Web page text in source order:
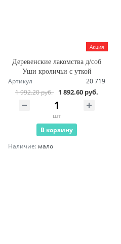
Акция
Деревенские лакомства д/соб
Уши кроличьи с уткой
Артикул
20 719
1 992.20 руб. 1 892.60 руб.
шт
В корзину
Наличие: мало